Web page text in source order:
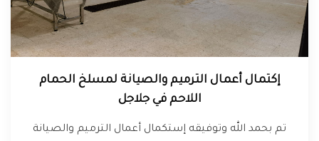
إكتمال أعمال الترميم والصيانة لمسلخ الحمام
اللاحم في جلاجل
تم بحمد الله وتوفيقه إستكمال أعمال الترميم والصيانة